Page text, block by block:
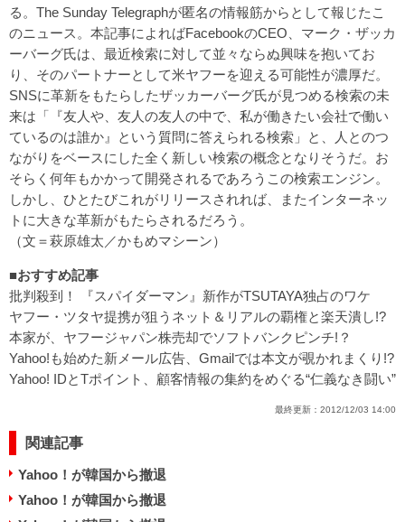
る。The Sunday Telegraphが匿名の情報筋からとして報じたこ
のニュース。本記事によればFacebookのCEO、マーク・ザッカ
ーバーグ氏は、最近検索に対して並々ならぬ興味を抱いてお
り、そのパートナーとして米ヤフーを迎える可能性が濃厚だ。
SNSに革新をもたらしたザッカーバーグ氏が見つめる検索の未
来は「『友人や、友人の友人の中で、私が働きたい会社で働い
ているのは誰か』という質問に答えられる検索」と、人とのつ
ながりをベースにした全く新しい検索の概念となりそうだ。お
そらく何年もかかって開発されるであろうこの検索エンジン。
しかし、ひとたびこれがリリースされれば、またインターネッ
トに大きな革新がもたらされるだろう。
（文＝萩原雄太／かもめマシーン）
■おすすめ記事
批判殺到！ 『スパイダーマン』新作がTSUTAYA独占のワケ
ヤフー・ツタヤ提携が狙うネット＆リアルの覇権と楽天潰し!?
本家が、ヤフージャパン株売却でソフトバンクピンチ!？
Yahoo!も始めた新メール広告、Gmailでは本文が覗かれまくり!?
Yahoo! IDとTポイント、顧客情報の集約をめぐる“仁義なき闘い”
最終更新： 2012/12/03 14:00
関連記事
Yahoo！が韓国から撤退
Yahoo！が韓国から撤退